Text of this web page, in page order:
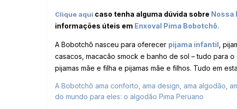
Clique aqui caso tenha alguma dúvida sobre Nossa
informações úteis em Enxoval Pima Bobotchô.
A Bobotchô nasceu para oferecer pijama infantil ,
casacos, macacão smock e banho de sol – tudo para
pijamas mãe e filha e pijamas mãe e filhos. Tudo em
A Bobotchô ama conforto, ama design, ama algodão,
do mundo para eles: o algodão Pima Peruano